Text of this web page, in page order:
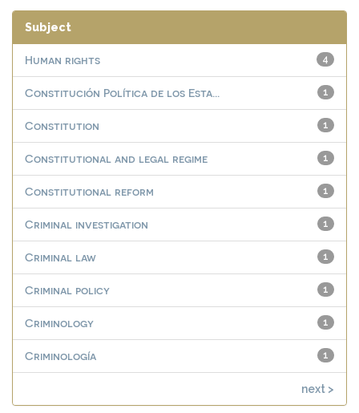
Subject
4
Human rights
1
Constitución Política de los Esta...
1
Constitution
1
Constitutional and legal regime
1
Constitutional reform
1
Criminal investigation
1
Criminal law
1
Criminal policy
1
Criminology
1
Criminología
next >